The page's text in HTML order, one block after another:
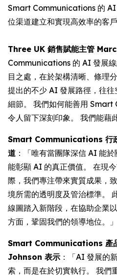
Smart Communications 的 AI
位渠道建立和實現高效率的客戶
Three UK 銷售賦能主管
Communications 的 AI 發展
目之處，在於架構清晰、條理
提出的不少 AI 發展路徑，往
細節。 我們如何能善用 Smart
令人留下深刻印象。 我們能藉
Smart Communications 行
道 ：「唯有當團隊深信 AI 能
能彰顯 AI 的真正價值。 在現
際，我們專注帶來實質成果，
境所需的透明度及管治標準。
線圖踏入新階段，在協助企業
方面，鞏固我們的領導地位。」
Smart Communications 產
Johnson 表示 ：「AI 發展的
索，而是在於切實執行。 我們